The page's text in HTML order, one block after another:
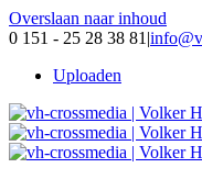
Overslaan naar inhoud
0 151 - 25 28 38 81 |
Uploaden